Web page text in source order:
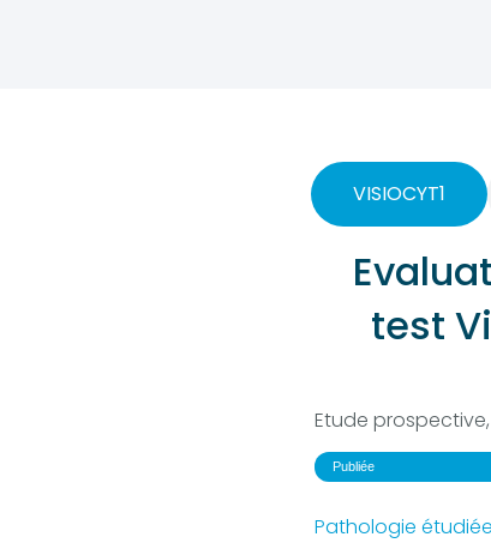
VISIOCYT1
test
Etude
Publiée
Pathologie étudiée